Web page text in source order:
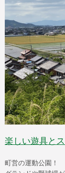
楽しい遊具と
町営の運動公園！